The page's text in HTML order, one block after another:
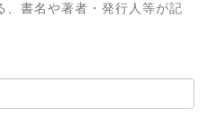
、書名や著者・発行人等が記